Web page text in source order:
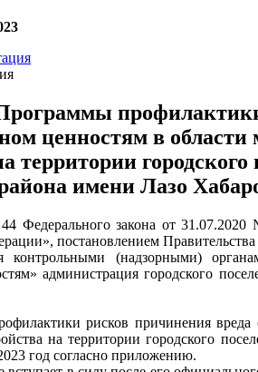
ценностям в
территории
имени Лазо
44 Федерального закона от
постановлением
контрольными (надзорными)
администрация городского
рисков причинения
на территории городского
год согласно приложению.